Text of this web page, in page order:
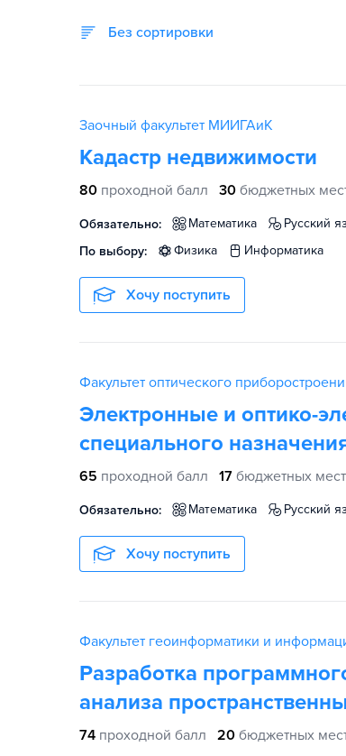
Без сортировки
Заочный факультет МИИГАиК
Кадастр недвижимости
80 проходной балл 30 бюджетных
Обязательно: математика
русский
По выбору:
физика информатика
Хочу поступить
Факультет оптического
Электронные и оптико-
специального
65 проходной балл 17 бюджетных мест
Обязательно: математика русский
Хочу поступить
Факультет геоинформатики и
Разработка
анализа
74 проходной балл 20 бюджетных